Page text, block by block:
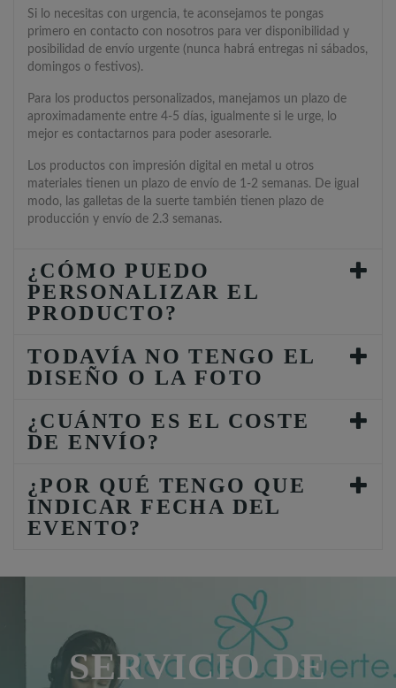
Si lo necesitas con urgencia, te aconsejamos te pongas
primero en contacto con nosotros para ver disponibilidad y
posibilidad de envío urgente (nunca habrá entregas ni sábados,
domingos o festivos).
Para los productos personalizados, manejamos un plazo de
aproximadamente entre 4-5 días, igualmente si le urge, lo
mejor es contactarnos para poder asesorarle.
Los productos con impresión digital en metal u otros
materiales tienen un plazo de envío de 1-2 semanas. De igual
modo, las galletas de la suerte también tienen plazo de
producción y envío de 2.3 semanas.
¿CÓMO PUEDO
PERSONALIZAR EL
PRODUCTO?
TODAVÍA NO TENGO EL
DISEÑO O LA FOTO
¿CUÁNTO ES EL COSTE
DE ENVÍO?
¿POR QUÉ TENGO QUE
INDICAR FECHA DEL
EVENTO?
SERVICIO DE